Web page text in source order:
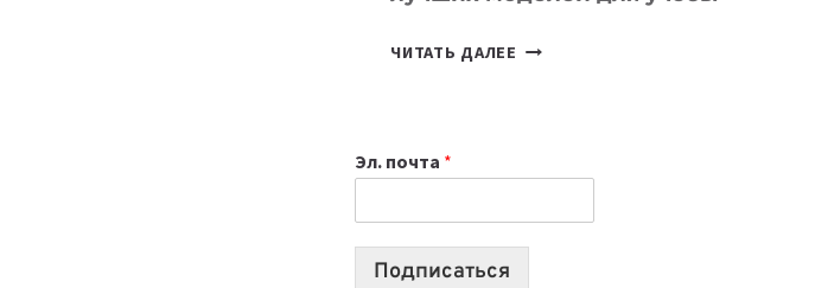
ЧИТАТЬ ДАЛЕЕ КАКОЙ
2026:
10
Эл. почта *
Подписаться